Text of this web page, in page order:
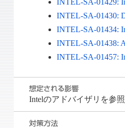
INTEL-SA-01429:
INTEL-SA-01430:
INTEL-SA-01434:
INTEL-SA-01438:
INTEL-SA-01457:
Intelのアドバイザリを参